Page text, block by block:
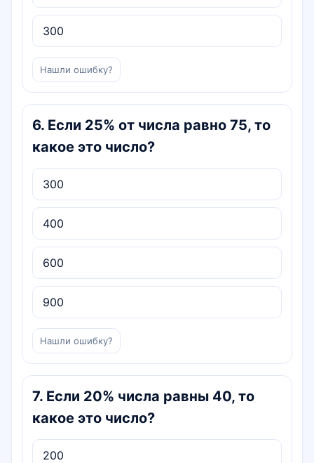
300
Нашли ошибку?
6. Если 25% от числа равно 75, то
какое это число?
300
400
600
900
Нашли ошибку?
7. Если 20% числа равны 40, то
какое это число?
200